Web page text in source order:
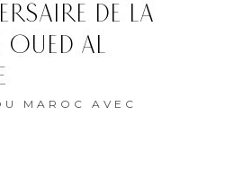
DE LA
OUED AL
MAROC AVEC